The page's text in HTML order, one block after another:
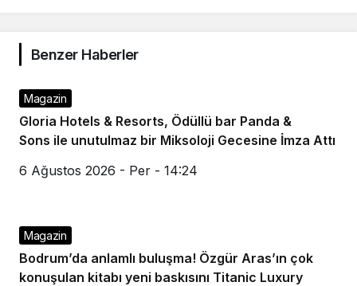
Benzer Haberler
Magazin
Gloria Hotels & Resorts, Ödüllü bar Panda &
Sons ile unutulmaz bir Miksoloji Gecesine İmza Attı
6 Ağustos 2026 - Per - 14:24
Magazin
Bodrum’da anlamlı buluşma! Özgür Aras’ın çok
konuşulan kitabı yeni baskısını Titanic Luxury